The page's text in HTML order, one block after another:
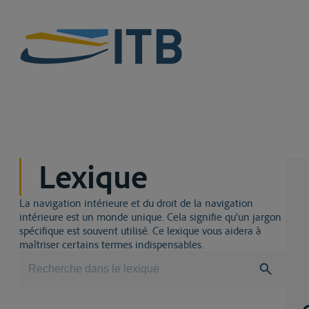
Lexique
La navigation intérieure et du droit de la navigation
intérieure est un monde unique. Cela signifie qu'un jargon
spécifique est souvent utilisé. Ce lexique vous aidera à
maîtriser certains termes indispensables.